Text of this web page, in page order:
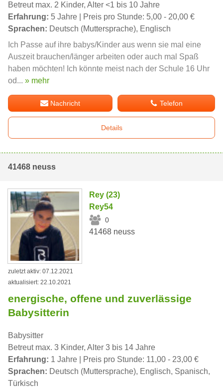
Betreut max. 2 Kinder, Alter <1 bis 10 Jahre
Erfahrung: 5 Jahre | Preis pro Stunde: 5,00 - 20,00 €
Sprachen: Deutsch (Muttersprache), Englisch
Ich Passe auf ihre babys/Kinder aus wenn sie mal eine
Auszeit brauchen/länger arbeiten oder auch mal Spaß
haben möchten! Ich könnte meist nach der Schule 16 Uhr
od... » mehr
Nachricht Telefon
Details
41468 neuss
Rey (23)
Rey54
0
41468 neuss
zuletzt aktiv: 07.12.2021
aktualisiert: 22.10.2021
energische, offene und zuverlässige
Babysitterin
Babysitter
Betreut max. 3 Kinder, Alter 3 bis 14 Jahre
Erfahrung: 1 Jahre | Preis pro Stunde: 11,00 - 23,00 €
Sprachen: Deutsch (Muttersprache), Englisch, Spanisch,
Türkisch